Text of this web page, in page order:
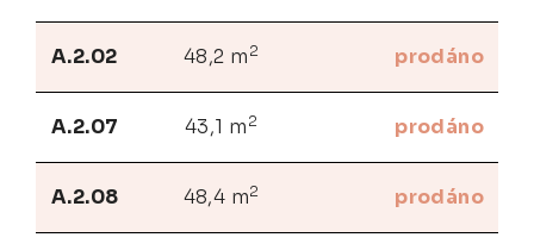
A.2.02 48,2 m 2 prodáno
A.2.07 43,1 m 2 prodáno
A.2.08 48,4 m2 prodáno